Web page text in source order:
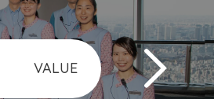
VALUE